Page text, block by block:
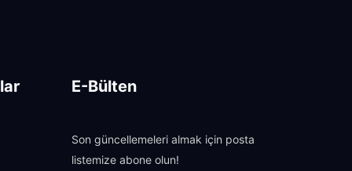
E-Bülten
Son güncellemeleri almak için posta
listemize abone olun!